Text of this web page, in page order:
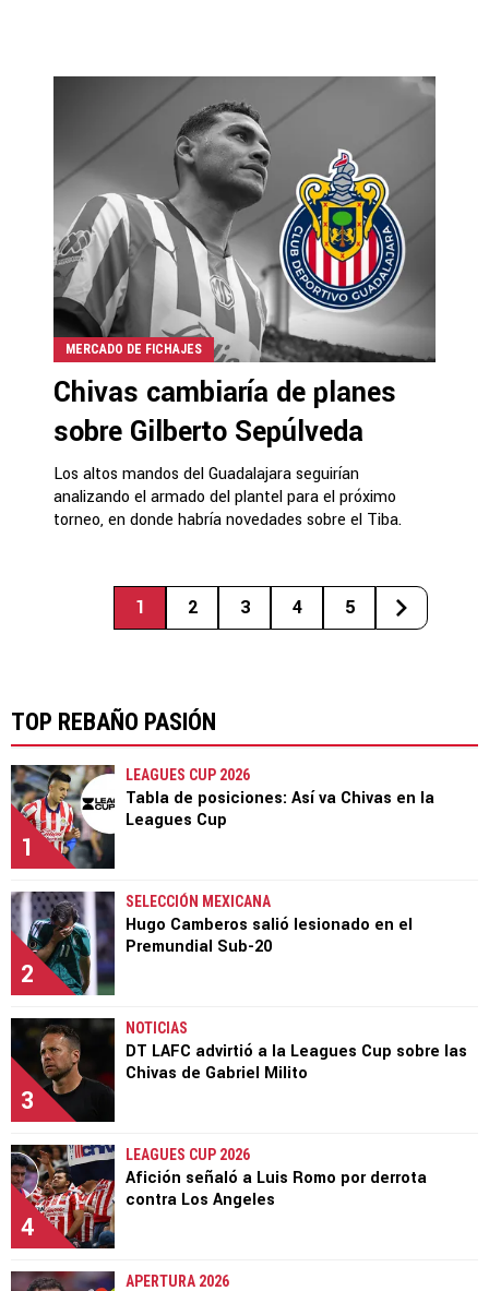
MERCADO DE FICHAJES
Chivas cambiaría de planes
sobre Gilberto Sepúlveda
Los altos mandos del Guadalajara seguirían
analizando el armado del plantel para el próximo
torneo, en donde habría novedades sobre el Tiba.
1 2 3 4 5
TOP REBAÑO PASIÓN
1
LEAGUES CUP 2026
Tabla de posiciones: Así va Chivas en la
Leagues Cup
2
SELECCIÓN MEXICANA
Hugo Camberos salió lesionado en el
Premundial Sub-20
3
NOTICIAS
DT LAFC advirtió a la Leagues Cup sobre las
Chivas de Gabriel Milito
4
LEAGUES CUP 2026
Afición señaló a Luis Romo por derrota
contra Los Angeles
APERTURA 2026